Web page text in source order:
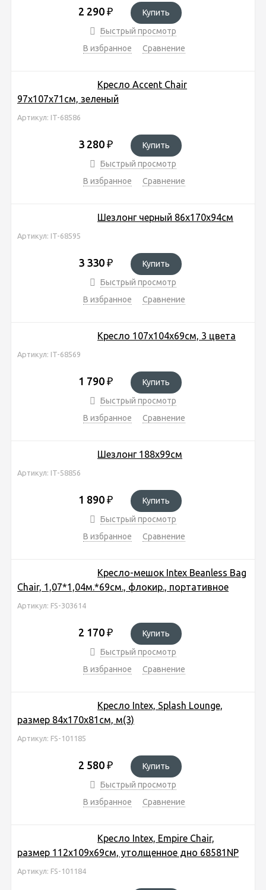
2 290 ₽
Купить
Быстрый просмотр
В избранное
Сравнение
Кресло Accent Chair
97х107х71см, зеленый
Артикул: IT-68586
3 280 ₽
Купить
Быстрый просмотр
В избранное
Сравнение
Шезлонг черный 86х170х94см
Артикул: IT-68595
3 330 ₽
Купить
Быстрый просмотр
В избранное
Сравнение
Кресло 107х104х69см, 3 цвета
Артикул: IT-68569
1 790 ₽
Купить
Быстрый просмотр
В избранное
Сравнение
Шезлонг 188х99см
Артикул: IT-58856
1 890 ₽
Купить
Быстрый просмотр
В избранное
Сравнение
Кресло-мешок Intex Beanless Bag
Chair, 1,07*1,04м.*69см., флокир., портативное
Артикул: FS-303614
2 170 ₽
Купить
Быстрый просмотр
В избранное
Сравнение
Кресло Intex, Splash Lounge,
размер 84х170х81см, м(3)
Артикул: FS-101185
2 580 ₽
Купить
Быстрый просмотр
В избранное
Сравнение
Кресло Intex, Empire Chair,
размер 112х109х69см, утолщенное дно 68581NP
Артикул: FS-101184